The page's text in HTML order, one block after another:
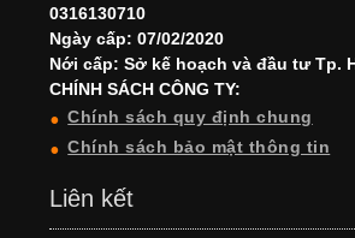
0316130710
Ngày cấp: 07/02/2020
Nới cấp: Sở kế hoạch và đầu tư Tp.
CHÍNH SÁCH CÔNG TY:
Chính sách quy định chung
Chính sách bảo mật thông tin
Liên kết